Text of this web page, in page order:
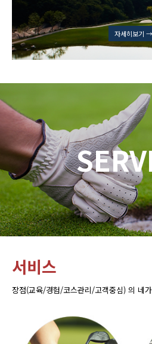
자세히보기 →
서비스
장점(교육/경험/코스관리/고객중심) 의 네